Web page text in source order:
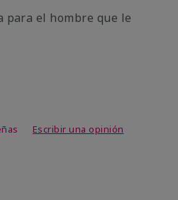
para el hombre que le
Escribir una opinión